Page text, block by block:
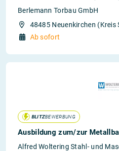
Berlemann Torbau GmbH
48485 Neuenkirchen (Kreis
Ab sofort
BLITZBEWERBUNG
Ausbildung zum/zur
Alfred Woltering Stahl- und